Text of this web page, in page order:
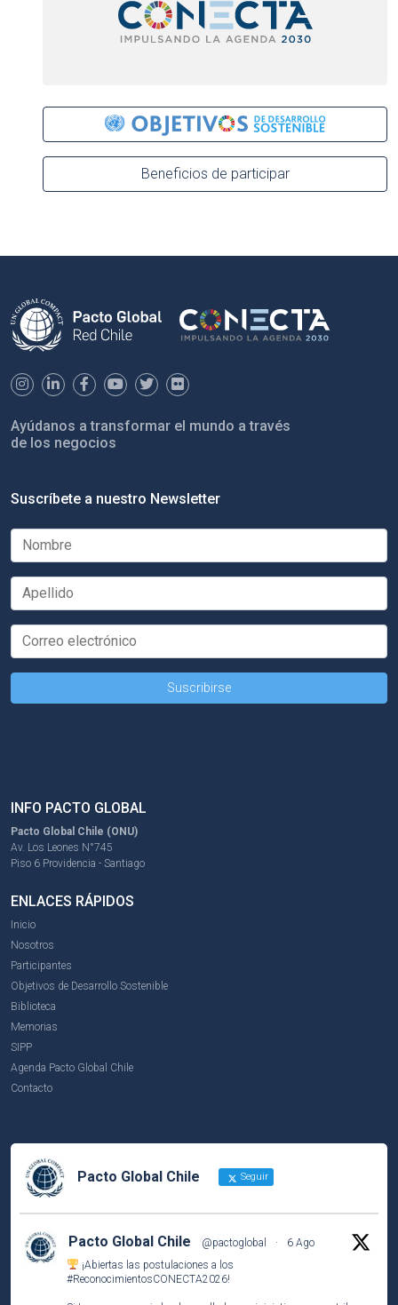
Beneficios de participar
Ayúdanos a transformar el mundo a través
de los negocios
Suscríbete a nuestro Newsletter
INFO PACTO GLOBAL
Pacto Global Chile (ONU)
Av. Los Leones N°745
Piso 6 Providencia - Santiago
ENLACES RÁPIDOS
Inicio
Nosotros
Participantes
Objetivos de Desarrollo Sostenible
Biblioteca
Memorias
SIPP
Agenda Pacto Global Chile
Contacto
Pacto Global Chile Seguir
Pacto Global Chile @pactoglobal ·
6 Ago
¡Abiertas las postulaciones a los
#ReconocimientosCONECTA2026!